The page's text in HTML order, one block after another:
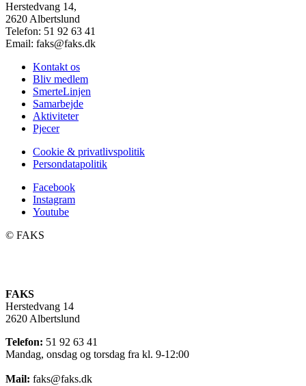
Herstedvang 14,
2620 Albertslund
Telefon: 51 92 63 41
Email: faks@faks.dk
Kontakt os
Bliv medlem
SmerteLinjen
Samarbejde
Aktiviteter
Pjecer
Cookie & privatlivspolitik
Persondatapolitik
Facebook
Instagram
Youtube
©️ FAKS
FAKS
Herstedvang 14
2620 Albertslund
Telefon: 51 92 63 41
Mandag, onsdag og torsdag fra kl. 9-12:00
Mail: faks@faks.dk